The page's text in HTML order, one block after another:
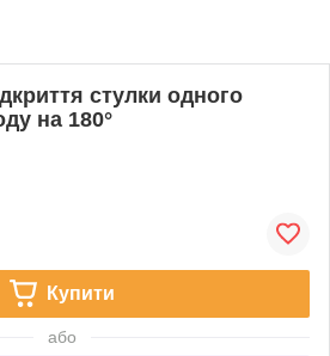
стулки одного
на 180°
Купити
або